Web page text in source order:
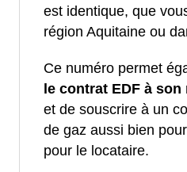
est identique, que
région Aquitaine ou
Ce numéro permet
le contrat EDF à
et de souscrire à un
de gaz aussi bien
pour le locataire.